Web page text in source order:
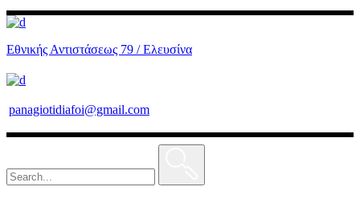
Εθνικής Αντιστάσεως 79 / Ελευσίνα
panagiotidiafoi@gmail.com